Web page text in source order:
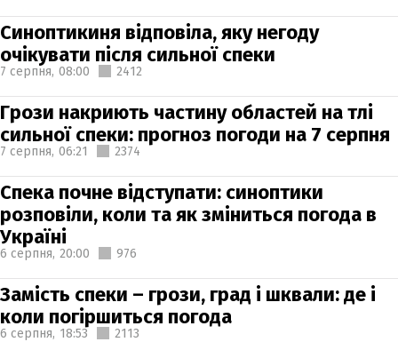
Синоптикиня відповіла, яку негоду
очікувати після сильної спеки
7 серпня, 08:00 2412
Грози накриють частину областей на тлі
сильної спеки: прогноз погоди на 7 серпня
7 серпня, 06:21 2374
Спека почне відступати: синоптики
розповіли, коли та як зміниться погода в
Україні
6 серпня, 20:00 976
Замість спеки – грози, град і шквали: де і
коли погіршиться погода
6 серпня, 18:53 2113